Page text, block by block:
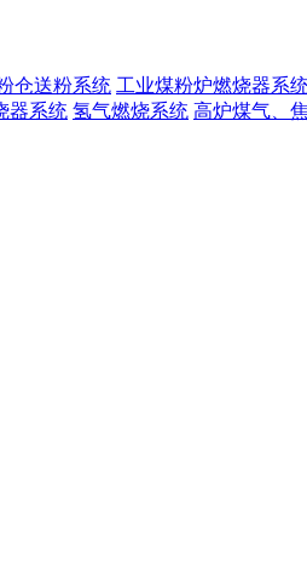
仓送粉系统 工业煤粉炉燃烧器系
器系统 氢气燃烧系统 高炉煤气、